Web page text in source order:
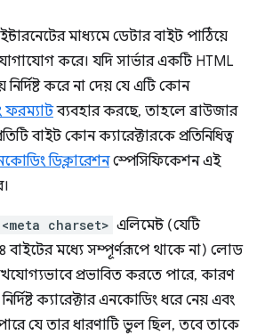
মাধ্যমে ডেটার বাইট পাঠিয়ে
করে। যদি সার্ভার একটি HTML
করে না দেয় যে এটি কোন
ফরম্যাটব্যবহার করছে, তাহলে ব্রাউজার
বাইট কোন ক্যারেক্টারকে প্রতিনিধিত্ব
ডিক্লারেশনস্পেসিফিকেশন এই
<meta charset> এলিমেন্ট (যেটি
বাইটের মধ্যে সম্পূর্ণরূপে থাকে না) লোড
প্রভাবিত করতে পারে, কারণ
ক্যারেক্টার এনকোডিং ধরে নেয় এবং
যে তার ধারণাটি ভুল ছিল, তবে তাকে